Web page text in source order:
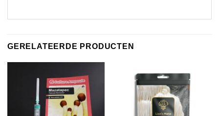
GERELATEERDE PRODUCTEN